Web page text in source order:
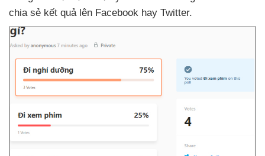
chia sẻ kết quả lên Facebook hay Twitter.